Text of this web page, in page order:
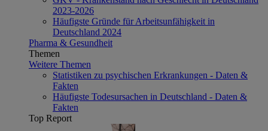
2023-2026
Häufigste Gründe für Arbeitsunfähigkeit in
Deutschland 2024
Pharma & Gesundheit
Themen
Weitere Themen
Statistiken zu psychischen Erkrankungen - Daten &
Fakten
Häufigste Todesursachen in Deutschland - Daten &
Fakten
Top Report